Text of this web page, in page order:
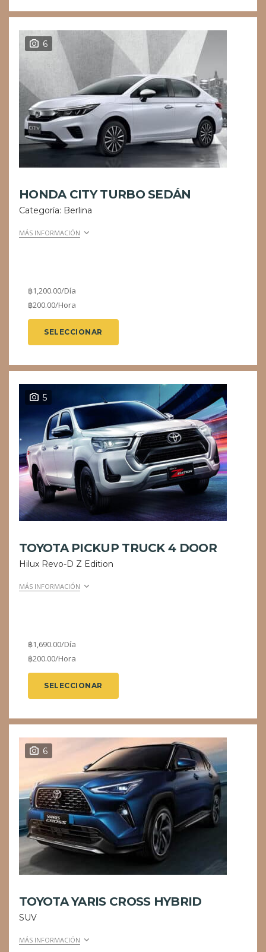
6
HONDA CITY TURBO SEDÁN
Categoría: Berlina
MÁS INFORMACIÓN
฿1,200.00/Día
฿200.00/Hora
SELECCIONAR
5
TOYOTA PICKUP TRUCK 4 DOOR
Hilux Revo-D Z Edition
MÁS INFORMACIÓN
฿1,690.00/Día
฿200.00/Hora
SELECCIONAR
6
TOYOTA YARIS CROSS HYBRID
SUV
MÁS INFORMACIÓN